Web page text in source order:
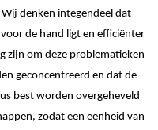
denken integendeel dat
de hand ligt en efficiënter
zijn om deze problematieken
geconcentreerd en dat de
best worden overgeheveld
zodat een eenheid van